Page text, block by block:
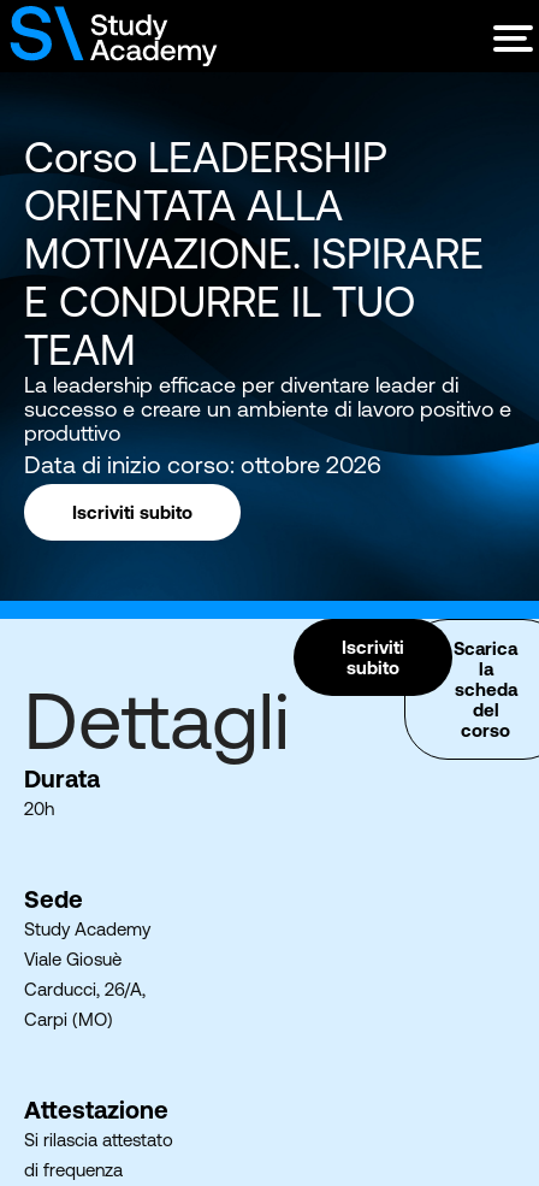
Corso LEADERSHIP
ORIENTATA ALLA
MOTIVAZIONE. ISPIRARE
E CONDURRE IL TUO
TEAM
La leadership efficace per diventare leader di
successo e creare un ambiente di lavoro positivo e
produttivo
Data di inizio corso: ottobre 2026
Iscriviti subito
Dettagli
Durata
20h
Sede
Study Academy
Viale Giosuè
Carducci, 26/A,
Carpi (MO)
Attestazione
Si rilascia attestato
di frequenza
Iscriviti
subito
Scarica
la
scheda
del
corso